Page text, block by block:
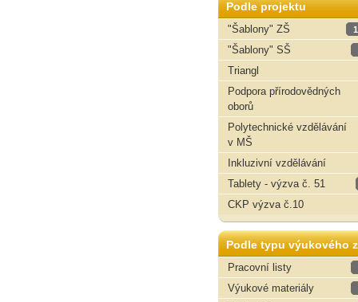
Podle projektu
"Šablony" ZŠ
"Šablony" SŠ
Triangl
Podpora přírodovědných
oborů
Polytechnické vzdělávání
v MŠ
Inkluzivní vzdělávání
Tablety - výzva č. 51
CKP výzva č.10
Podle typu výukového
Pracovní listy
Výukové materiály